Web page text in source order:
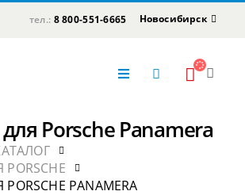
тел.: 8 800-551-6665 Новосибирск
Porsche Panamera
PANAMERA